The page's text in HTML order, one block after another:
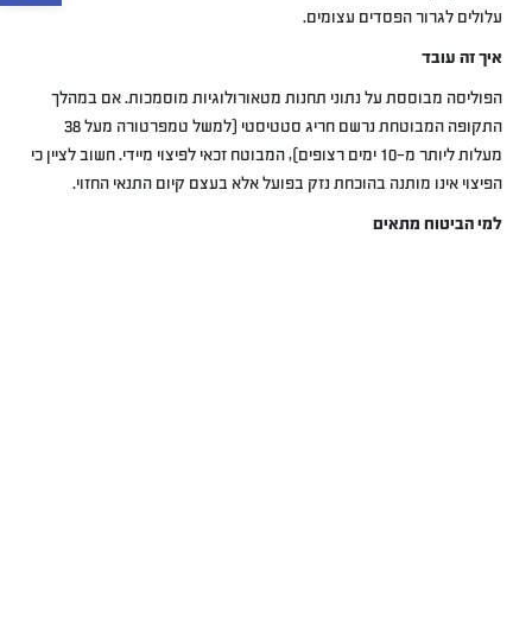
עלולים לגרור הפסדים עצומים.
איך זה עובד
הפוליסה מבוססת על נתוני תחנות מטאורולוגיות מוסמכות. אם במהלך
התקופה המבוטחת נרשם חריג סטטיסטי (למשל טמפרטורה מעל 38
מעלות ליותר מ-10 ימים רצופים), המבוטח זכאי לפיצוי מיידי. חשוב לציין כי
הפיצוי אינו מותנה בהוכחת נזק בפועל אלא בעצם קיום התנאי החזוי.
למי הביטוח מתאים